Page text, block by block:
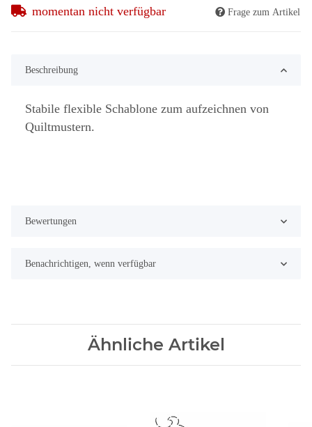
momentan nicht verfügbar Frage zum Artikel
Beschreibung
Stabile flexible Schablone zum aufzeichnen von
Quiltmustern.
Bewertungen
Benachrichtigen, wenn verfügbar
Ähnliche Artikel